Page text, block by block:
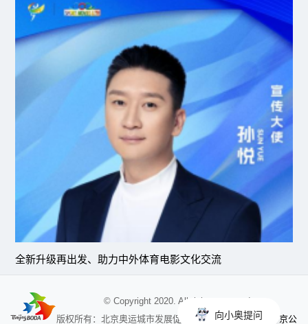
全新升级再出发、助力中外体育电影文化交流
向小奥提问
© Copyright 2020. All rights reserved
版权所有：北京奥运城市发展促进会 未经授权不得使用 京公